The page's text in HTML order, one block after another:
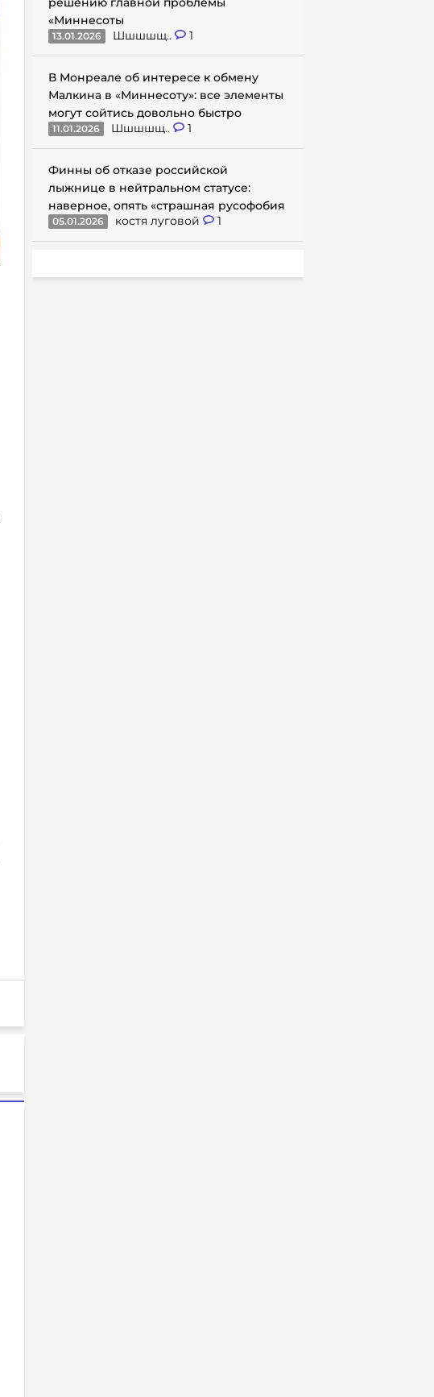
«Миннесоты
13.01.2026 Шшшшщ.. 1
В Монреале об интересе к обмену
Малкина в «Миннесоту»: все элементы
могут сойтись довольно быстро
11.01.2026 Шшшшщ.. 1
Финны об отказе российской
лыжнице в нейтральном статусе:
наверное, опять «страшная русофобия
05.01.2026 костя луговой 1